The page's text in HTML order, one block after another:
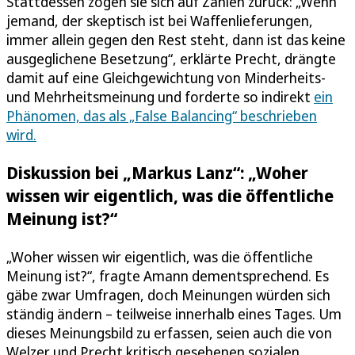
jemand, der skeptisch ist bei Waffenlieferungen,
immer allein gegen den Rest steht, dann ist das keine
ausgeglichene Besetzung“, erklärte Precht, drängte
damit auf eine Gleichgewichtung von Minderheits-
und Mehrheitsmeinung und forderte so indirekt ein
Phänomen, das als „False Balancing“ beschrieben
wird.
Diskussion bei „Markus Lanz“: „Woher
wissen wir eigentlich, was die öffentliche
Meinung ist?“
„Woher wissen wir eigentlich, was die öffentliche
Meinung ist?“, fragte Amann dementsprechend. Es
gäbe zwar Umfragen, doch Meinungen würden sich
ständig ändern – teilweise innerhalb eines Tages. Um
dieses Meinungsbild zu erfassen, seien auch die von